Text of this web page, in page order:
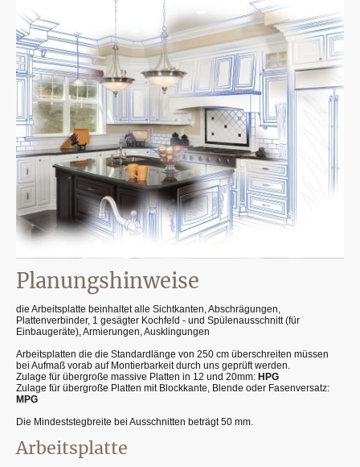
Planungshinweise
die Arbeitsplatte beinhaltet alle Sichtkanten, Abschrägungen,
Plattenverbinder, 1 gesägter Kochfeld - und Spülenausschnitt (für
Einbaugeräte), Armierungen, Ausklingungen
Arbeitsplatten die die Standardlänge von 250 cm überschreiten müssen
bei Aufmaß vorab auf Montierbarkeit durch uns geprüft werden.
Zulage für übergroße massive Platten in 12 und 20mm: HPG
Zulage für übergroße Platten mit Blockkante, Blende oder Fasenversatz:
MPG
Die Mindeststegbreite bei Ausschnitten beträgt 50 mm.
Arbeitsplatte